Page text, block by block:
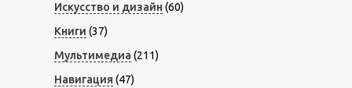
Искусство и дизайн (60)
Книги (37)
Мультимедиа (211)
Навигация (47)